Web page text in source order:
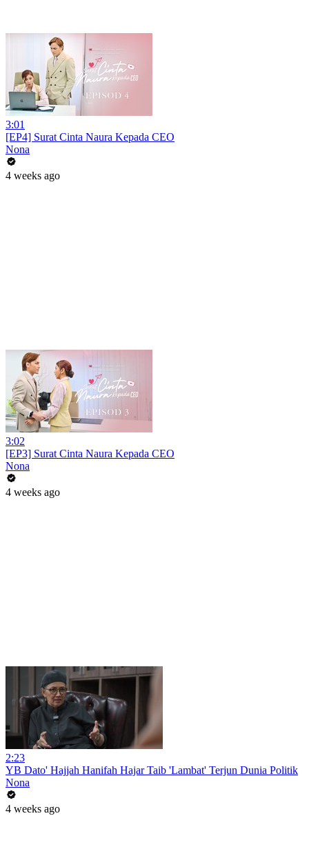
3:01
[EP4] Surat Cinta Naura Kepada CEO
Nona
4 weeks ago
3:02
[EP3] Surat Cinta Naura Kepada CEO
Nona
4 weeks ago
2:23
YB Dato' Hajjah Hanifah Hajar Taib 'Lambat' Terjun Dunia Politik
Nona
4 weeks ago